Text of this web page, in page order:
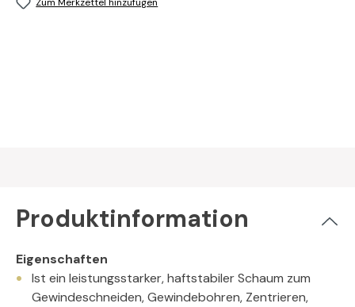
Produktinformation
Eigenschaften
Ist ein leistungsstarker, haftstabiler Schaum zum
Gewindeschneiden, Gewindebohren, Zentrieren,